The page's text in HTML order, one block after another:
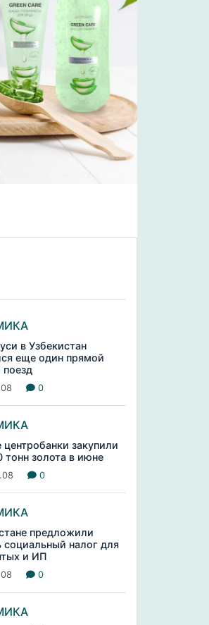
в Узбекистан
еще один прямой
поезд
0
закупили
золота в июне
0
предложили
социальный налог для
и ИП
0